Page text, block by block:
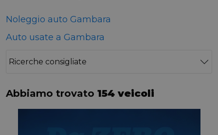
Noleggio auto Gambara
Auto usate a Gambara
Ricerche consigliate
Abbiamo trovato 154 veicoli